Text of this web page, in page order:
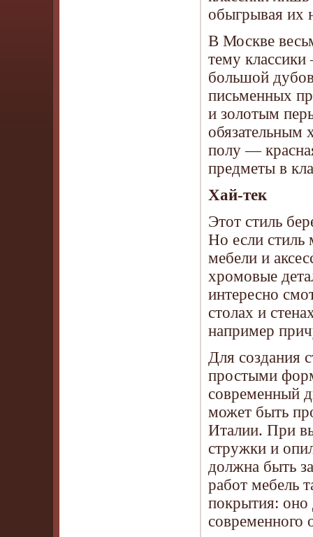
обыгрывая их
В Москве
тему классики
большой
письменных
и золотым
обязательным
полу —
предметы в
Хай-тек
Этот стиль
Но если стиль
мебели и
хромовые
интересно
столах и
например
Для создания
простыми
современный
может быть
Италии. При
стружки и
должна быть
работ мебель
покрытия: оно
современного